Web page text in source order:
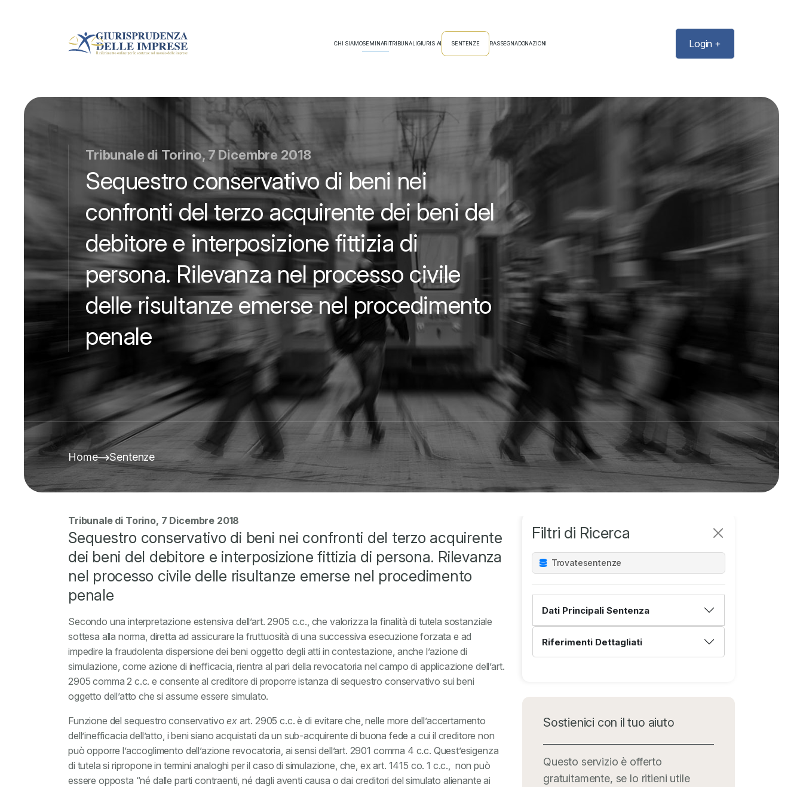
CHI SIAMOSEMINARITRIBUNALIGIURIS AI SENTENZE RASSEGNADONAZIONI Login +
Tribunale di Torino, 7 Dicembre 2018
Sequestro conservativo di beni nei
confronti del terzo acquirente dei beni del
debitore e interposizione fittizia di
persona. Rilevanza nel processo civile
delle risultanze emerse nel procedimento
penale
Home Sentenze
Tribunale di Torino, 7 Dicembre 2018
Sequestro conservativo di beni nei confronti del terzo acquirente
dei beni del debitore e interposizione fittizia di persona. Rilevanza
nel processo civile delle risultanze emerse nel procedimento
penale
Secondo una interpretazione estensiva dell’art. 2905 c.c., che valorizza la finalità di tutela sostanziale
sottesa alla norma, diretta ad assicurare la fruttuosità di una successiva esecuzione forzata e ad
impedire la fraudolenta dispersione dei beni oggetto degli atti in contestazione, anche l’azione di
simulazione, come azione di inefficacia, rientra al pari della revocatoria nel campo di applicazione dell’art.
2905 comma 2 c.c. e consente al creditore di proporre istanza di sequestro conservativo sui beni
oggetto dell’atto che si assume essere simulato.
Funzione del sequestro conservativoexart. 2905 c.c. è di evitare che, nelle more dell’accertamento
dell’inefficacia dell’atto, i beni siano acquistati da un sub-acquirente di buona fede a cui il creditore non
può opporre l’accoglimento dell’azione revocatoria, ai sensi dell’art. 2901 comma 4 c.c. Quest’esigenza
di tutela si ripropone in termini analoghi per il caso di simulazione, che, ex art. 1415 co. 1 c.c., non può
essere opposta “né dalle parti contraenti, né dagli aventi causa o dai creditori del simulato alienante ai
Filtri di Ricerca
Trovatesentenze
Dati Principali Sentenza
Riferimenti Dettagliati
Sostienici con il tuo aiuto
Questo servizio è offerto
gratuitamente, se lo ritieni utile